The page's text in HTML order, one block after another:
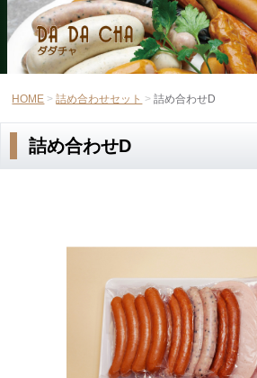
HOME 詰め合わせセット 詰め合わせD
詰め合わせD